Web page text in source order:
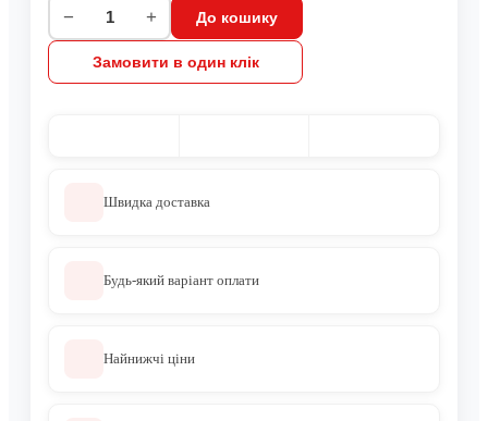
− + До кошику
Замовити в один клік
Швидка доставка
Будь-який варіант оплати
Найнижчі ціни